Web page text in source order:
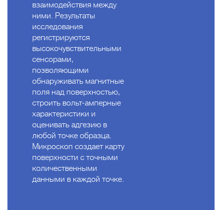
взаимодействия между
ними. Результаты
исследования
регистрируются
высокочувствительными
сенсорами,
позволяющими
обнаруживать магнитные
поля над поверхностью,
строить вольт-амперные
характеристики и
оценивать адгезию в
любой точке образца.
Микроскоп создает карту
поверхности с точными
количественными
данными в каждой точке.